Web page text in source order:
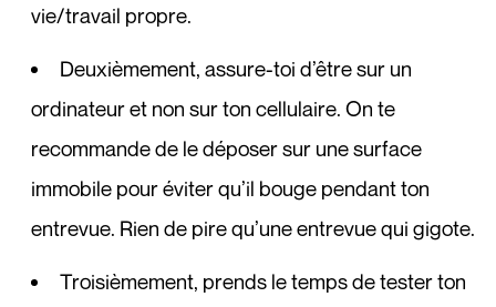
vie/travail propre.
Deuxièmement, assure-toi d’être sur un
ordinateur et non sur ton cellulaire. On te
recommande de le déposer sur une surface
immobile pour éviter qu’il bouge pendant ton
entrevue. Rien de pire qu’une entrevue qui gigote.
Troisièmement, prends le temps de tester ton